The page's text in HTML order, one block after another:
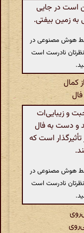
است در جایی
به زمین بیفتی.
هوش مصنوعی در
نظرتان نادرست است
کمال
و زیبایی‌ات
و دست به فال
تأثیرگذار است که
هوش مصنوعی در
نظرتان نادرست است